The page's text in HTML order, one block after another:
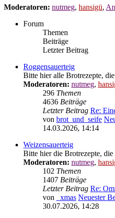
Moderatoren: nutmeg, hansigü,
Forum
Themen
Beiträge
Letzter Beitrag
Roggensauerteig
Bitte hier alle Brotrezepte,
Moderatoren: nutmeg,
296 Themen
4636 Beiträge
Letzter Beitrag Re:
von brot_und_seife
14.03.2026, 14:14
Weizensauerteig
Bitte hier die Brotrezepte,
Moderatoren: nutmeg,
102 Themen
1407 Beiträge
Letzter Beitrag Re:
von
_xmas Neuester
30.07.2026, 14:28